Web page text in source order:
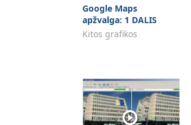
Google Maps
apžvalga: 1 DALIS
Kitos grafikos